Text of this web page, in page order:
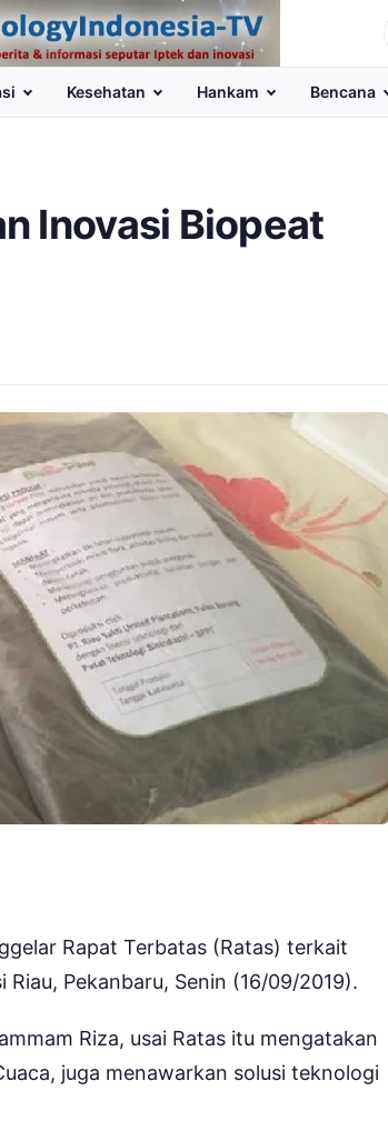
Kesehatan Hankam Bencana
Inovasi Biopeat
Rapat Terbatas (Ratas) terkait
Pekanbaru, Senin (16/09/2019).
Riza, usai Ratas itu mengatakan
juga menawarkan solusi teknologi